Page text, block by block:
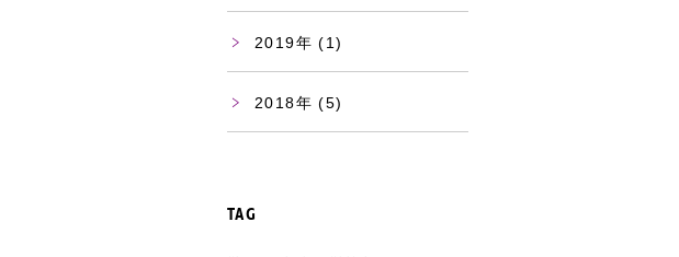
2019 (1)
2018 (5)
TAG